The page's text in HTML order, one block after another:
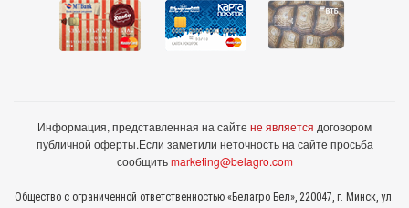
Информация, представленная на сайте не является договором
публичной оферты.Если заметили неточность на сайте просьба
сообщитьmarketing@belagro.com
Общество с ограниченной ответственностью «Белагро Бел», 220047, г. Минск, ул.